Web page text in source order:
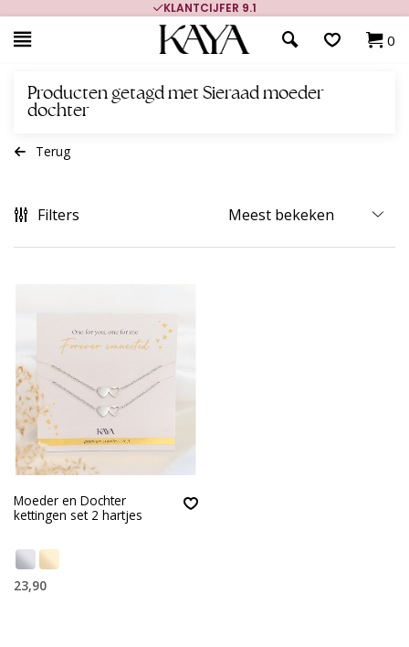
KLANTCIJFER 9.1
0
Producten getagd met Sieraad moeder
dochter
Terug
Filters
Moeder en Dochter
kettingen set 2 hartjes
23,90